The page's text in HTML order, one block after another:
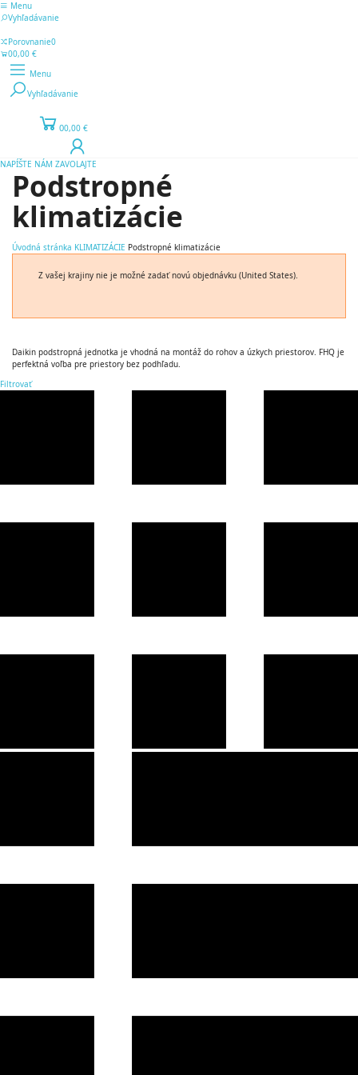
Menu
Vyhľadávanie
Porovnanie0
00,00 €
Menu
Vyhľadávanie
00,00 €
NAPÍŠTE NÁM ZAVOLAJTE
Podstropné
klimatizácie
Úvodná stránka KLIMATIZÁCIE Podstropné klimatizácie
Z vašej krajiny nie je možné zadať novú objednávku (United States).
Daikin podstropná jednotka je vhodná na montáž do rohov a úzkych priestorov. FHQ je
perfektná voľba pre priestory bez podhľadu.
Filtrovať